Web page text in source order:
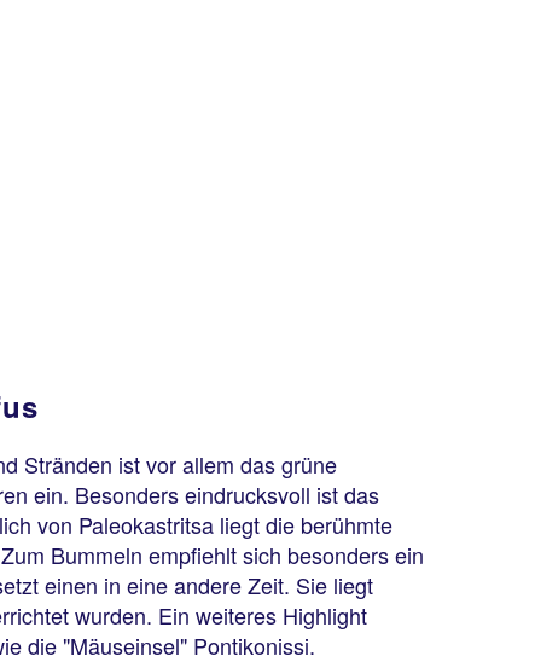
Stränden ist vor allem das grüne
ein. Besonders eindrucksvoll ist das
von Paleokastritsa liegt die berühmte
Bummeln empfiehlt sich besonders ein
einen in eine andere Zeit. Sie liegt
wurden. Ein weiteres Highlight
die "Mäuseinsel" Pontikonissi.